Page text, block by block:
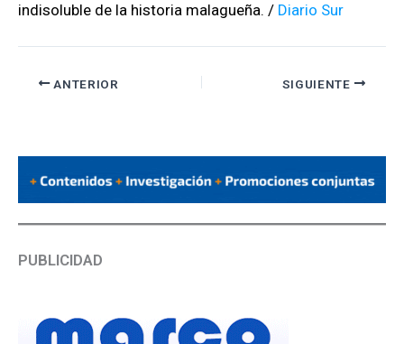
indisoluble de la historia malagueña. / Diario Sur
ANTERIOR SIGUIENTE
PUBLICIDAD